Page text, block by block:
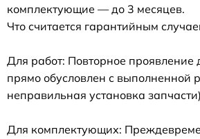
комплектующие — до 3 месяцев.
Что считается гарантийным
Для работ: Повторное проявление
прямо обусловлен с выполненной
неправильная установка
Для комплектующих: